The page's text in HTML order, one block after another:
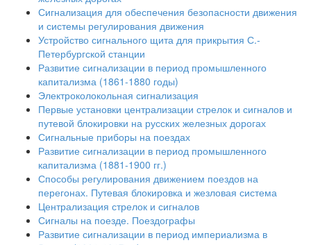
Сигнализация для обеспечения безопасности движения
и системы регулирования движения
Устройство сигнального щита для прикрытия С.-
Петербургской станции
Развитие сигнализации в период промышленного
капитализма (1861-1880 годы)
Электроколокольная сигнализация
Первые установки централизации стрелок и сигналов и
путевой блокировки на русских железных дорогах
Сигнальные приборы на поездах
Развитие сигнализации в период промышленного
капитализма (1881-1900 гг.)
Способы регулирования движением поездов на
перегонах. Путевая блокировка и жезловая система
Централизация стрелок и сигналов
Сигналы на поезде. Поездографы
Развитие сигнализации в период империализма в